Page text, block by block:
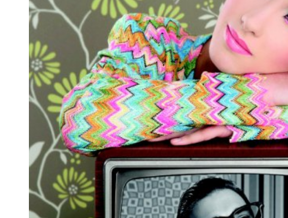
Bokrecensioner
Kviss
Podden
Anmäl till
Föreslå nyord
Annonsera
Prenumerera
Läs Språktidningen